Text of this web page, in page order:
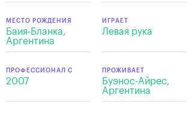
МЕСТО РОЖДЕНИЯ
Баия-Бланка,
Аргентина
ИГРАЕТ
Левая рука
ПРОФЕССИОНАЛ С
2007
ПРОЖИВАЕТ
Буэнос-Айрес,
Аргентина